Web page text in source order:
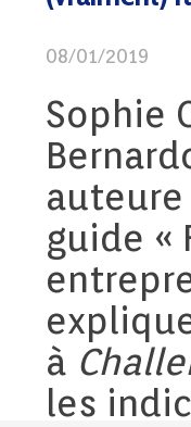
08/01/2019
Sophie
guide «
à
les